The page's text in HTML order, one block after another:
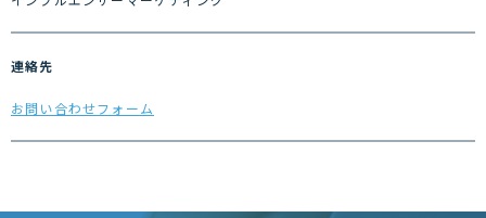
連絡先
お問い合わせフォーム